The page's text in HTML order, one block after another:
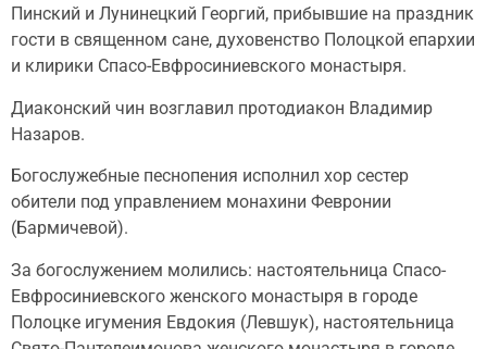
Пинский и Лунинецкий Георгий, прибывшие на праздник
гости в священном сане, духовенство Полоцкой епархии
и клирики Спасо-Евфросиниевского монастыря.
Диаконский чин возглавил протодиакон Владимир
Назаров.
Богослужебные песнопения исполнил хор сестер
обители под управлением монахини Февронии
(Бармичевой).
За богослужением молились: настоятельница Спасо-
Евфросиниевского женского монастыря в городе
Полоцке игумения Евдокия (Левшук), настоятельница